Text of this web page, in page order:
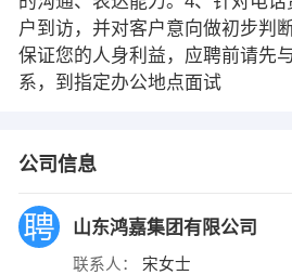
户到访，并对客户意向做初步判
保证您的人身利益，应聘前请先
系，到指定办公地点面试
公司信息
山东鸿嘉集团有限公司
联系人： 宋女士